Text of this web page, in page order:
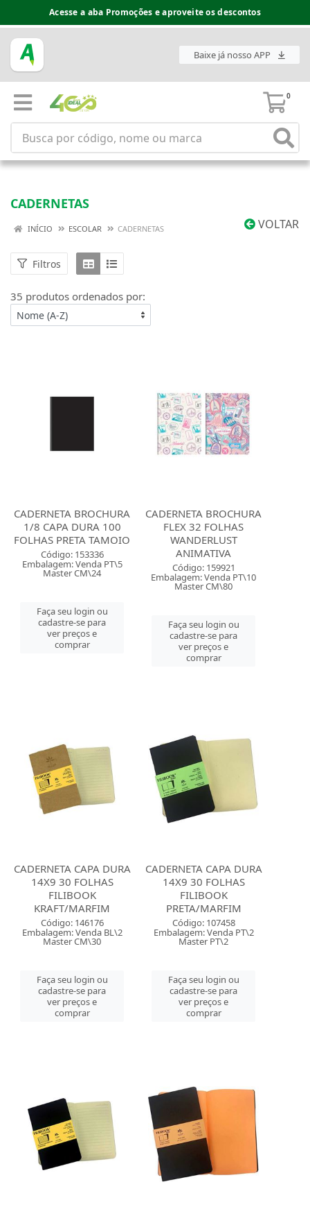
Espaço do Fornecedor disponível no acesso superior
Baixe já nosso APP
0
CADERNETAS
VOLTAR
INÍCIO ESCOLAR CADERNETAS
Filtros
35 produtos ordenados por:
CADERNETA BROCHURA
1/8 CAPA DURA 100
FOLHAS PRETA TAMOIO
Código: 153336
Embalagem: Venda PT\5
Master CM\24
Faça seu login ou
cadastre-se para
ver preços e
comprar
CADERNETA BROCHURA
FLEX 32 FOLHAS
WANDERLUST
ANIMATIVA
Código: 159921
Embalagem: Venda PT\10
Master CM\80
Faça seu login ou
cadastre-se para
ver preços e
comprar
CADERNETA CAPA DURA
14X9 30 FOLHAS
FILIBOOK
KRAFT/MARFIM
Código: 146176
Embalagem: Venda BL\2
Master CM\30
Faça seu login ou
cadastre-se para
ver preços e
comprar
CADERNETA CAPA DURA
14X9 30 FOLHAS
FILIBOOK
PRETA/MARFIM
Código: 107458
Embalagem: Venda PT\2
Master PT\2
Faça seu login ou
cadastre-se para
ver preços e
comprar